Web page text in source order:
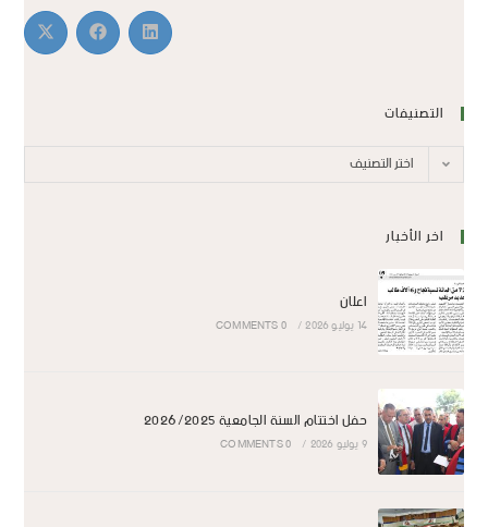
التصنيفات
اختر التصنيف
اخر الأخبار
اعلان
14 يوليو 2026 /
0 COMMENTS
حفل اختتام السنة الجامعية 2026/2025
9 يوليو 2026 /
0 COMMENTS